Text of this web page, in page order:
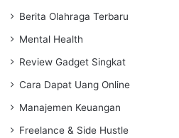
Berita Olahraga Terbaru
Mental Health
Review Gadget Singkat
Cara Dapat Uang Online
Manajemen Keuangan
Freelance & Side Hustle